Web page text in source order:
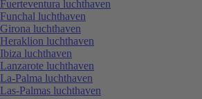
Fuerteventura luchthaven
Funchal luchthaven
Girona luchthaven
Heraklion luchthaven
Ibiza luchthaven
Lanzarote luchthaven
La-Palma luchthaven
Las-Palmas luchthaven